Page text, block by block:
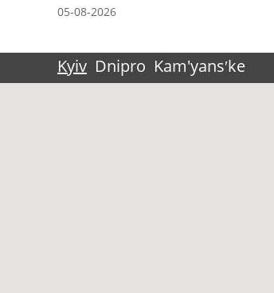
05-08-2026
Kyiv Dnipro Kam'yansʹke